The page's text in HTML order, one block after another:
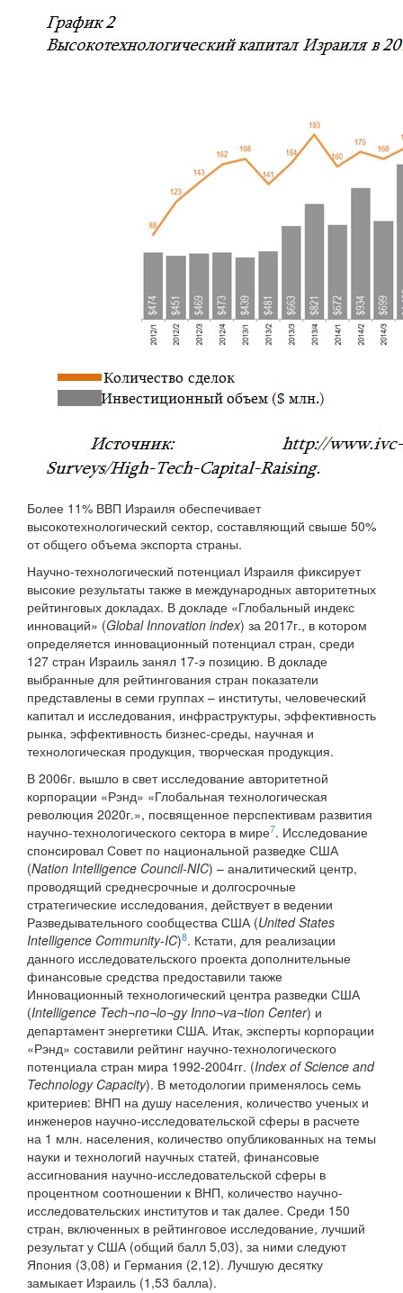
Более 11% ВВП Израиля обеспечивает
высокотехнологический сектор, составляющий свыше 50%
от общего объема экспорта страны.
Научно-технологический потенциал Израиля фиксирует
высокие результаты также в международных авторитетных
рейтинговых докладах. В докладе «Глобальный индекс
инноваций» (Global Innovation index) за 2017г., в котором
определяется инновационный потенциал стран, среди
127 стран Израиль занял 17-э позицию. В докладе
выбранные для рейтингования стран показатели
представлены в семи группах – институты, человеческий
капитал и исследования, инфраструктуры, эффективность
рынка, эффективность бизнес-среды, научная и
технологическая продукция, творческая продукция.
В 2006г. вышло в свет исследование авторитетной
корпорации «Рэнд» «Глобальная технологическая
революция 2020г.», посвященное перспективам развития
научно-технологического сектора в мире7. Исследование
спонсировал Совет по национальной разведке США
(Nation Intelligence Council-NIC) – аналитический центр,
проводящий среднесрочные и долгосрочные
стратегические исследования, действует в ведении
Разведывательного сообщества США (United States
Intelligence Community-IC)8. Кстати, для реализации
данного исследовательского проекта дополнительные
финансовые средства предоставили также
Инновационный технологический центра разведки США
(Intelligence Tech¬no¬lo¬gy Inno¬va¬tion Center) и
департамент энергетики США. Итак, эксперты корпорации
«Рэнд» составили рейтинг научно-технологического
потенциала стран мира 1992-2004гг. (Index of Science and
Technology Capacity). В методологии применялось семь
критериев: ВНП на душу населения, количество ученых и
инженеров научно-исследовательской сферы в расчете
на 1 млн. населения, количество опубликованных на темы
науки и технологий научных статей, финансовые
ассигнования научно-исследовательской сферы в
процентном соотношении к ВНП, количество научно-
исследовательских институтов и так далее. Среди 150
стран, включенных в рейтинговое исследование, лучший
результат у США (общий балл 5,03), за ними следуют
Япония (3,08) и Германия (2,12). Лучшую десятку
замыкает Израиль (1,53 балла).